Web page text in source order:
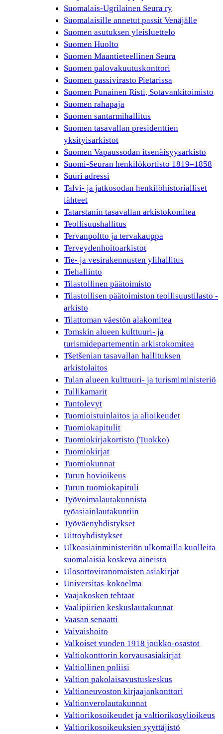
Suomalais-Ugrilainen Seura ry
Suomalaisille annetut passit Venäjälle
Suomen asutuksen yleisluettelo
Suomen Huolto
Suomen Maantieteellinen Seura
Suomen palovakuutuskonttori
Suomen passivirasto Pietarissa
Suomen Punainen Risti, Sotavankitoimisto
Suomen rahapaja
Suomen santarmihallitus
Suomen tasavallan presidenttien
yksityisarkistot
Suomen Vapaussodan itsenäisyysarkisto
Suomi-Seuran henkilökortisto 1819–1858
Suuri adressi
Talvi- ja jatkosodan henkilöhistorialliset
lähteet
Tatarstanin tasavallan arkistokomitea
Teollisuushallitus
Tervanpoltto ja tervakauppa
Terveydenhoitoarkistot
Tie- ja vesirakennusten ylihallitus
Tiehallinto
Tilastollinen päätoimisto
Tilastollisen päätoimiston teollisuustilasto -
arkisto
Tilattoman väestön alakomitea
Tomskin alueen kulttuuri- ja
turismidepartementin arkistokomitea
Tšetšenian tasavallan hallituksen
arkistolaitos
Tulan alueen kulttuuri- ja turismiministeriö
Tullikamarit
Tuntolevyt
Tuomioistuinlaitos ja alioikeudet
Tuomiokapitulit
Tuomiokirjakortisto (Tuokko)
Tuomiokirjat
Tuomiokunnat
Turun hovioikeus
Turun tuomiokapituli
Työvoimalautakunnista
työasiainlautakuntiin
Työväenyhdistykset
Uittoyhdistykset
Ulkoasiainministeriön ulkomailla kuolleita
suomalaisia koskeva aineisto
Ulosottoviranomaisten asiakirjat
Universitas-kokoelma
Vaajakosken tehtaat
Vaalipiirien keskuslautakunnat
Vaasan senaatti
Vaivaishoito
Valkoiset vuoden 1918 joukko-osastot
Valtiokonttorin korvausasiakirjat
Valtiollinen poliisi
Valtion pakolaisavustuskeskus
Valtioneuvoston kirjaajankonttori
Valtionverolautakunnat
Valtiorikosoikeudet ja valtiorikosylioikeus
Valtiorikosoikeuksien syyttäjistö